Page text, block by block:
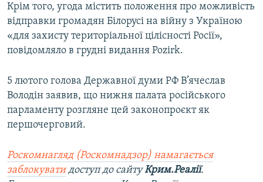
Крім того, угода містить положення про можливість
відправки громадян Білорусі на війну з Україною
«для захисту територіальної цілісності Росії»,
повідомляло в грудні видання Pozirk.
5 лютого голова Державної думи РФ В’ячеслав
Володін заявив, що нижня палата російського
парламенту розгляне цей законопроєкт як
першочерговий.
Роскомнагляд (Роскомнадзор) намагається
заблокуватидоступ до сайтуКрим.Реалії.